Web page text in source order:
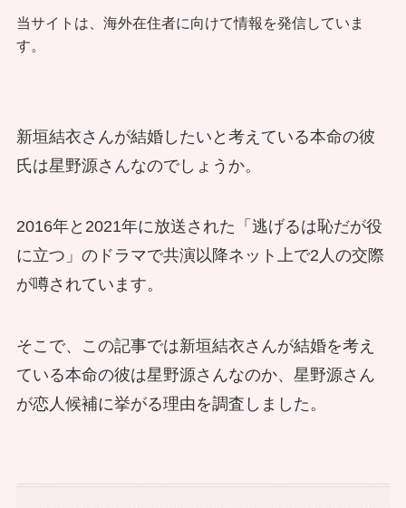
当サイトは、海外在住者に向けて情報を発信していま
す。
新垣結衣さんが結婚したいと考えている本命の彼
氏は星野源さんなのでしょうか。
2016年と2021年に放送された「逃げるは恥だが役
に立つ」のドラマで共演以降ネット上で2人の交際
が噂されています。
そこで、この記事では新垣結衣さんが結婚を考え
ている本命の彼は星野源さんなのか、星野源さん
が恋人候補に挙がる理由を調査しました。